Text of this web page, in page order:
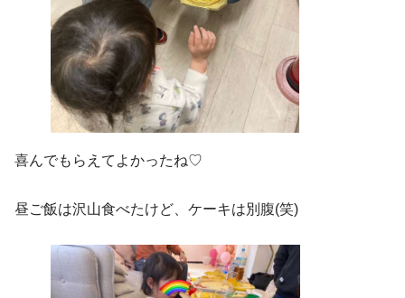
喜んでもらえてよかったね♡
昼ご飯は沢山食べたけど、ケーキは別腹(笑)